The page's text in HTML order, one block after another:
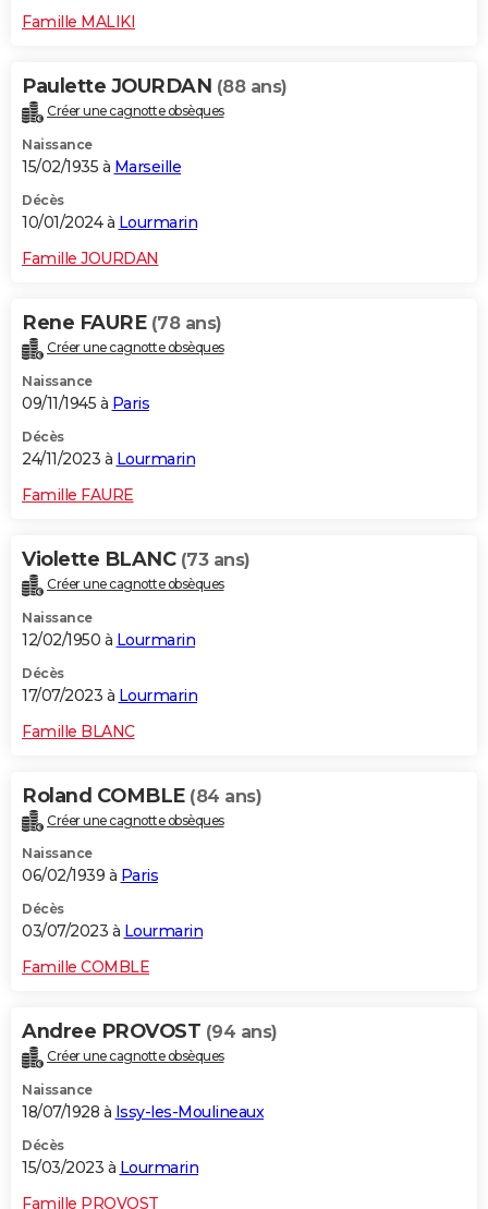
Famille MALIKI
Paulette JOURDAN (88 ans)
Créer une cagnotte obsèques
Naissance
15/02/1935 à Marseille
Décès
10/01/2024 à Lourmarin
Famille JOURDAN
Rene FAURE (78 ans)
Créer une cagnotte obsèques
Naissance
09/11/1945 à Paris
Décès
24/11/2023 à Lourmarin
Famille FAURE
Violette BLANC (73 ans)
Créer une cagnotte obsèques
Naissance
12/02/1950 à Lourmarin
Décès
17/07/2023 à Lourmarin
Famille BLANC
Roland COMBLE (84 ans)
Créer une cagnotte obsèques
Naissance
06/02/1939 à Paris
Décès
03/07/2023 à Lourmarin
Famille COMBLE
Andree PROVOST (94 ans)
Créer une cagnotte obsèques
Naissance
18/07/1928 à Issy-les-Moulineaux
Décès
15/03/2023 à Lourmarin
Famille PROVOST